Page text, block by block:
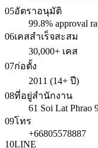
05อัตราอนุมัติ
99.8% approval
06เคสสำเร็จสะสม
30,000+ เคส
07ก่อตั้ง
2011 (14+ ปี)
08ที่อยู่สำนักงาน
61 Soi Lat Phrao
09โทร
+66805578887
10LINE